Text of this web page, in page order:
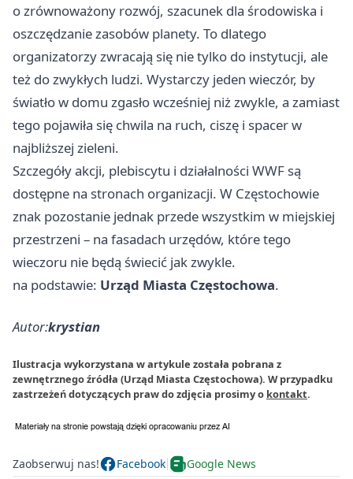
o zrównoważony rozwój, szacunek dla środowiska i
oszczędzanie zasobów planety. To dlatego
organizatorzy zwracają się nie tylko do instytucji, ale
też do zwykłych ludzi. Wystarczy jeden wieczór, by
światło w domu zgasło wcześniej niż zwykle, a zamiast
tego pojawiła się chwila na ruch, ciszę i spacer w
najbliższej zieleni.
Szczegóły akcji, plebiscytu i działalności WWF są
dostępne na stronach organizacji. W Częstochowie
znak pozostanie jednak przede wszystkim w miejskiej
przestrzeni – na fasadach urzędów, które tego
wieczoru nie będą świecić jak zwykle.
na podstawie: Urząd Miasta Częstochowa.
Autor:krystian
Ilustracja wykorzystana w artykule została pobrana z
zewnętrznego źródła (Urząd Miasta Częstochowa). W przypadku
zastrzeżeń dotyczących praw do zdjęcia prosimy o kontakt.
Zaobserwuj nas! Facebook Google News